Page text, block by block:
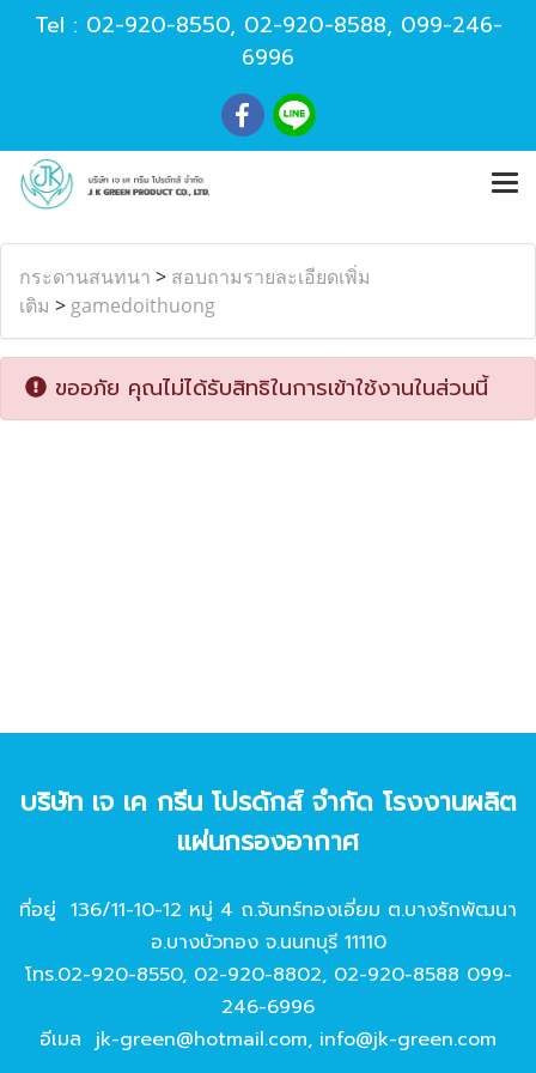
Tel : 02-920-8550, 02-920-8588, 099-246-
6996
กระดานสนทนา > สอบถามรายละเอียดเพิ่ม
เติม > gamedoithuong
ขออภัย คุณไม่ได้รับสิทธิในการเข้าใช้งานในส่วนนี้
บริษัท เจ เค กรีน โปรดักส์ จํากัด โรงงานผลิต
แผ่นกรองอากาศ
ที่อยู่ 136/11-10-12 หมู่ 4 ถ.จันทร์ทองเอี่ยม ต.บางรักพัฒนา
อ.บางบัวทอง จ.นนทบุรี 11110
โทร.02-920-8550, 02-920-8802, 02-920-8588 099-
246-6996
อีเมล jk-green@hotmail.com, info@jk-green.com